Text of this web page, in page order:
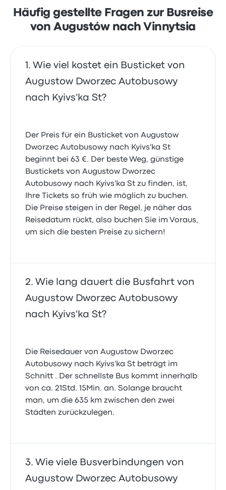
für diese Reise beginnen bei 66 €
Häufig gestellte Fragen zur Busreise
von Augustów nach Vinnytsia
Wie viel kostet ein Busticket von
Augustow Dworzec Autobusowy
nach Kyivs'ka St?
Der Preis für ein Busticket von Augustow
Dworzec Autobusowy nach Kyivs'ka St
beginnt bei 63 €. Der beste Weg, günstige
Bustickets von Augustow Dworzec
Autobusowy nach Kyivs'ka St zu finden, ist,
Ihre Tickets so früh wie möglich zu buchen.
Die Preise steigen in der Regel, je näher das
Reisedatum rückt, also buchen Sie im Voraus,
um sich die besten Preise zu sichern!
Wie lang dauert die Busfahrt von
Augustow Dworzec Autobusowy
nach Kyivs'ka St?
Die Reisedauer von Augustow Dworzec
Autobusowy nach Kyivs'ka St beträgt im
Schnitt . Der schnellste Bus kommt innerhalb
von ca. 21Std. 15Min. an. Solange braucht
man, um die 635 km zwischen den zwei
Städten zurückzulegen.
Wie viele Busverbindungen von
Augustow Dworzec Autobusowy